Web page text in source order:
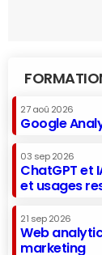
27 aoû 2026
Google
03 sep 2026
ChatGPT et
et usages
21 sep 2026
Web
marketing